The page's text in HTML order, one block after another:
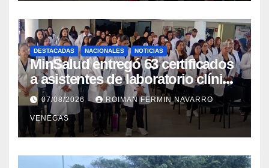
DESTACADAS NACIONALES NOTICIAS
MinSalud entregó 63 certificados
a asistentes de laboratorio clínico
para garantizar respaldo legal y
profesional
07/08/2026 ROIMAN FERMIN NAVARRO
VENEGAS